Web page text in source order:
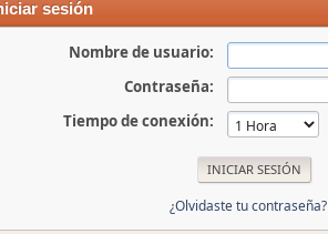
sesión
Nombre de usuario:
Contraseña:
Tiempo de conexión:
¿Olvidaste tu contraseña?